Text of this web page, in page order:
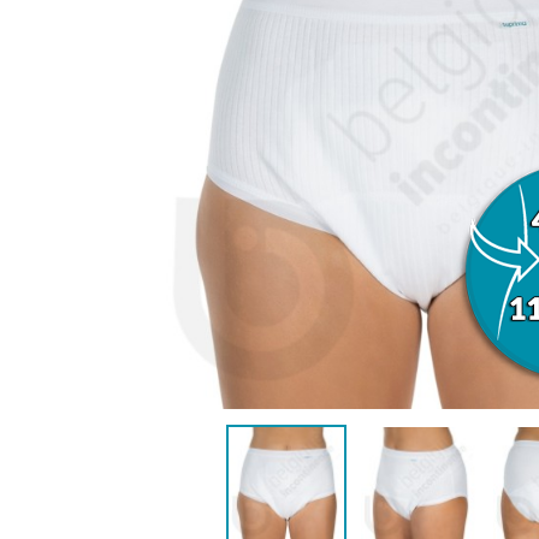
VROUWEN
ZWEMKLEDING
CONTINENTIEHULP
ZWEMLUIER KINDEREN ZWEMPAK
HYGIËNE & VERZORGING
KINDEREN